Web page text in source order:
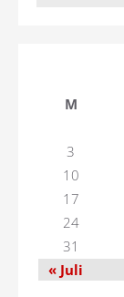
M
3
10
17
24
31
« Juli